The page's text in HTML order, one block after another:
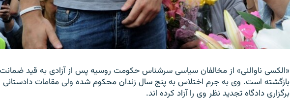
«الکسی ناوالنی» از مخالفان سياسی سرشناس حکومت روسيه پس از آزادی به قيد
بازگشته است. وی به جرم اختلاس به پنج سال زندان محکوم شده ولی مقامات دادستانی
برگزاری دادگاه تجديد نظر وی را آزاد کرده اند.